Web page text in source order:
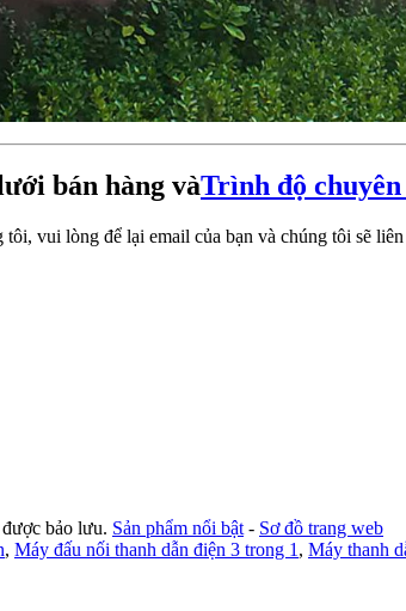
bán hàng vàTrình độ chuyên
vui lòng để lại email của bạn và chúng tôi sẽ
bảo lưu. Sản phẩm nổi bật - Sơ đồ trang web
, Máy đấu nối thanh dẫn điện 3 trong 1 , Máy thanh